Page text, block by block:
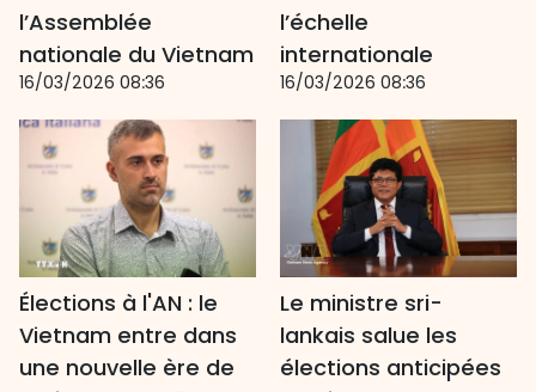
l’Assemblée
nationale du Vietnam
16/03/2026 08:36
l’échelle
internationale
16/03/2026 08:36
Élections à l'AN : le
Vietnam entre dans
une nouvelle ère de
Le ministre sri-
lankais salue les
élections anticipées